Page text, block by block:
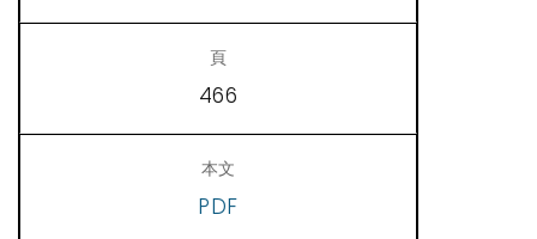
466
PDF